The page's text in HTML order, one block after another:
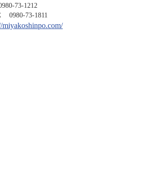
1212
73-1811
miyakoshinpo.com/